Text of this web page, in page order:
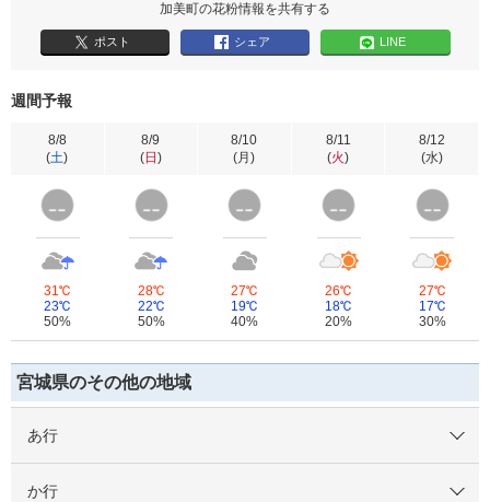
加美町の花粉情報を共有する
ポスト シェア LINE
週間予報
8/8
(土)
31℃
23℃
50%
8/9
(日 )
28℃
22℃
50%
8/10
(月)
27℃
19℃
40%
8/11
(火)
26℃
18℃
20%
8/12
(水)
27℃
17℃
30%
宮城県のその他の地域
あ行
か行